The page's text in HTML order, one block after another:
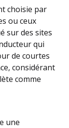
choisie par
ou ceux
sur des sites
qui
de courtes
considérant
comme
une